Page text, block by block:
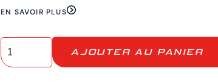
EN SAVOIR PLUS
AJOUTER AU PANIER